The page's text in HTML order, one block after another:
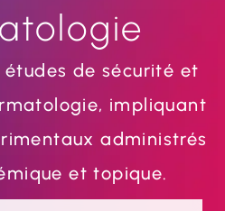
de sécurité et
impliquant
administrés
et topique.